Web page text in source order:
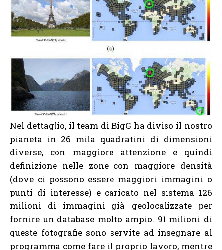
Nel dettaglio, il team di BigG ha diviso il nostro
pianeta in 26 mila quadratini di dimensioni
diverse, con maggiore attenzione e quindi
definizione nelle zone con maggiore densità
(dove ci possono essere maggiori immagini o
punti di interesse) e caricato nel sistema 126
milioni di immagini già geolocalizzate per
fornire un database molto ampio. 91 milioni di
queste fotografie sono servite ad insegnare al
programma come fare il proprio lavoro, mentre